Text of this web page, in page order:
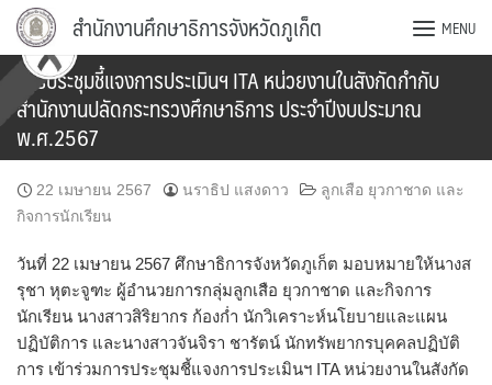
Skip
content
สำนักงานศึกษาธิการจังหวัดภูเก็ต MENU
การประชุมชี้แจงการประเมินฯ ITA หน่วยงานในสังกัดกำกับ
สำนักงานปลัดกระทรวงศึกษาธิการ ประจำปีงบประมาณ
พ.ศ.2567
22 เมษายน 2567 นราธิป แสงดาว
ลูกเสือ ยุวกาชาด และ
กิจการนักเรียน
วันที่ 22 เมษายน 2567 ศึกษาธิการจังหวัดภูเก็ต มอบหมายให้นางส
รุชา หุตะจูฑะ ผู้อำนวยการกลุ่มลูกเสือ ยุวกาชาด และกิจการ
นักเรียน นางสาวสิริยากร ก้องก่ำ นักวิเคราะห์นโยบายและแผน
ปฏิบัติการ และนางสาวจันจิรา ชารัตน์ นักทรัพยากรบุคคลปฏิบัติ
การ เข้าร่วมการประชุมชี้แจงการประเมินฯ ITA หน่วยงานในสังกัด